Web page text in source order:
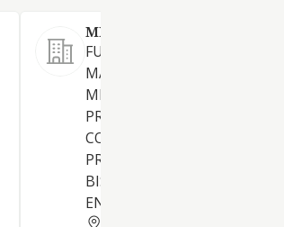
MICROFUSION SOLSONA SL
FUNDICION Y
MANUFACTURACION DE
METALES, INCLUSO
PRECIOSOS, Y
COMERCIALIZACION DE
PRODUCTOS DE JOYERIA,
BISUTERIA Y OBJETOS DE
EN GENERAL